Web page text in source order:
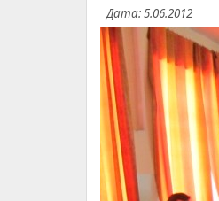
Дата: 5.06.2012